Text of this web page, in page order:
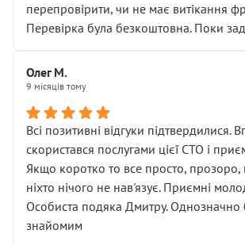
перепровірити, чи не має витікання
Перевірка була безкоштовна. Поки
Олег М.
9 місяців тому
Всі позитивні відгуки підтвердилися.
скористався послугами цієї СТО і
Якщо коротко то все просто, прозоро,
ніхто нічого не нав'язує. Приємні
Особиста подяка Дмитру. Однозначно
знайомим